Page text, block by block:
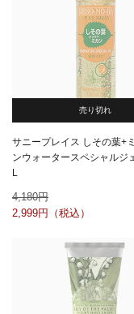
売り切れ
サニープレイス しその葉+
ンウォータースペシャルジ
L
4,180
2,999